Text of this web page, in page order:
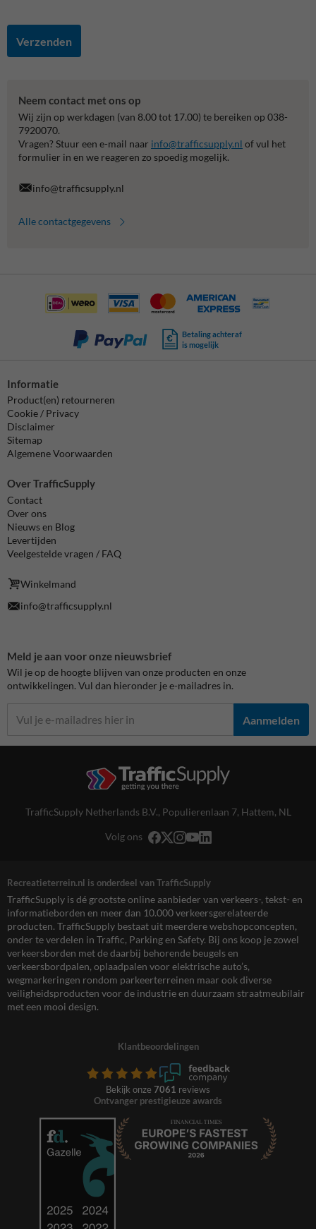
Verzenden
Neem contact met ons op
Wij zijn op werkdagen (van 8.00 tot 17.00) te bereiken op 038-
7920070.
Vragen? Stuur een e-mail naar info@trafficsupply.nl of vul het
formulier in en we reageren zo spoedig mogelijk.
info@trafficsupply.nl
Alle contactgegevens
Betaling achteraf
is mogelijk
Informatie
Product(en) retourneren
Cookie / Privacy
Disclaimer
Sitemap
Algemene Voorwaarden
Over TrafficSupply
Contact
Over ons
Nieuws en Blog
Levertijden
Veelgestelde vragen / FAQ
Winkelmand
info@trafficsupply.nl
Meld je aan voor onze nieuwsbrief
Wil je op de hoogte blijven van onze producten en onze
ontwikkelingen. Vul dan hieronder je e-mailadres in.
Aanmelden
TrafficSupply Netherlands B.V., Populierenlaan 7, Hattem, NL
Volg ons
Recreatieterrein.nl is onderdeel van TrafficSupply
TrafficSupply is dé grootste online aanbieder van verkeers-, tekst- en
informatieborden en meer dan 10.000 verkeersgerelateerde
producten. TrafficSupply bestaat uit meerdere webshopconcepten,
onder te verdelen in Traffic, Parking en Safety. Bij ons koop je zowel
verkeersborden met de daarbij behorende beugels en
verkeersbordpalen, oplaadpalen voor elektrische auto’s,
wegmarkeringen rondom parkeerterreinen maar ook diverse
veiligheidsproducten voor de industrie en duurzaam straatmeubilair
met een mooi design.
Klantbeoordelingen
Bekijk onze 7061 reviews
Ontvanger prestigieuze awards